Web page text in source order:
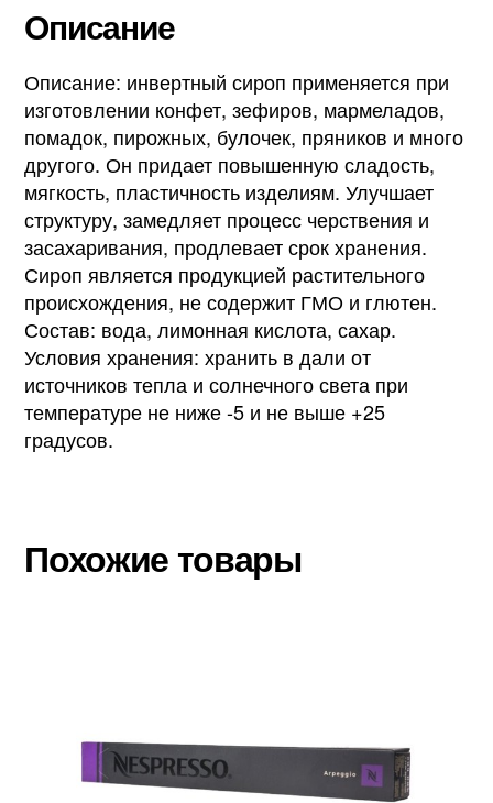
Описание
Описание: инвертный сироп применяется при
изготовлении конфет, зефиров, мармеладов,
помадок, пирожных, булочек, пряников и много
другого. Он придает повышенную сладость,
мягкость, пластичность изделиям. Улучшает
структуру, замедляет процесс черствения и
засахаривания, продлевает срок хранения.
Сироп является продукцией растительного
происхождения, не содержит ГМО и глютен.
Состав: вода, лимонная кислота, сахар.
Условия хранения: хранить в дали от
источников тепла и солнечного света при
температуре не ниже -5 и не выше +25
градусов.
Похожие товары